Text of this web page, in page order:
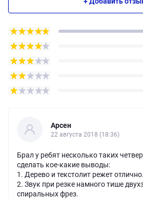
Арсен
22 августа 2018 (18:36)
Брал у ребят несколько таких
сделать кое-какие выводы:
1. Дерево и текстолит режет отлично.
2. Звук при резке намного тише
спиральных фрез.